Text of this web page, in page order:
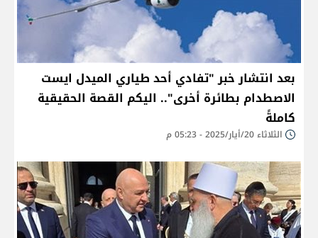
بعد انتشار خبر "تفادي أحد طياري الميدل ايست
الاصطدام بطائرة أخرى".. اليكم القصة الحقيقية
كاملةً
الثلاثاء 20/أيار/2025 - 05:23 م